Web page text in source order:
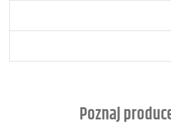
Poznaj